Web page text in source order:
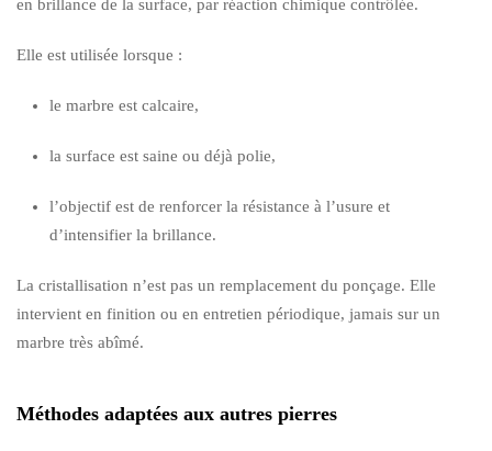
en brillance de la surface, par réaction chimique contrôlée.
Elle est utilisée lorsque :
le marbre est calcaire,
la surface est saine ou déjà polie,
l’objectif est de renforcer la résistance à l’usure et
d’intensifier la brillance.
La cristallisation n’est pas un remplacement du ponçage. Elle
intervient en finition ou en entretien périodique, jamais sur un
marbre très abîmé.
Méthodes adaptées aux autres pierres